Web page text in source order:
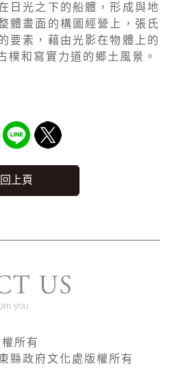
日光之下的船體，形成與地
體畫面的構圖經營上，張氏
要素，藉由光影在物體上的
樸和寫實力道的鄉土風景。
回上頁
所有
縣政府文化處版權所有